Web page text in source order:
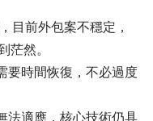
目前外包案不穩定，
茫然。
要時間恢復，不必過度
法適應，核心技術仍具